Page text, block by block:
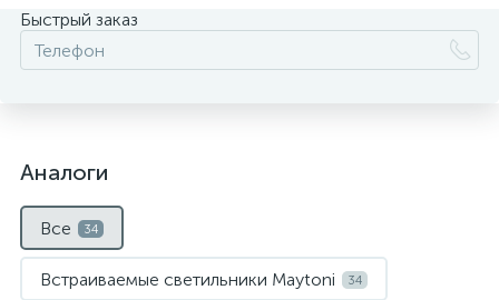
Быстрый заказ
Аналоги
Все 34
Встраиваемые светильники Maytoni 34